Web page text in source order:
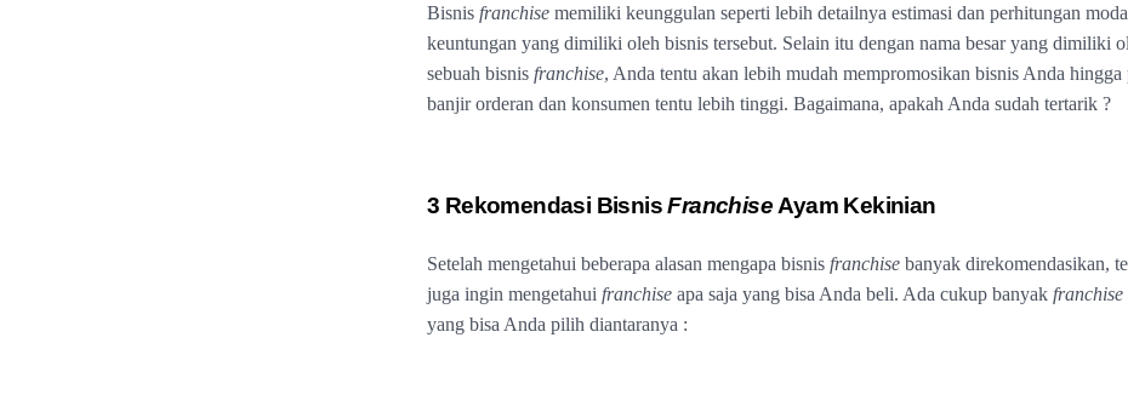
Bisnis franchise memiliki keunggulan seperti lebih detailnya estimasi dan perhitungan
keuntungan yang dimiliki oleh bisnis tersebut. Selain itu dengan nama besar yang dimiliki
sebuah bisnis franchise, Anda tentu akan lebih mudah mempromosikan bisnis Anda hingga
banjir orderan dan konsumen tentu lebih tinggi. Bagaimana, apakah Anda sudah tertarik ?
3 Rekomendasi BisnisFranchise Ayam Kekinian
Setelah mengetahui beberapa alasan mengapa bisnis franchise banyak direkomendasikan,
juga ingin mengetahui franchise apa saja yang bisa Anda beli. Ada cukup banyak franchise
yang bisa Anda pilih diantaranya :